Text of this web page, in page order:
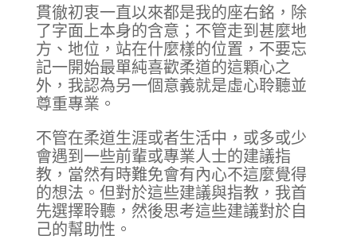
貫徹初衷一直以來都是我的座右銘，除
了字面上本身的含意；不管走到甚麼地
方、地位，站在什麼樣的位置，不要忘
記一開始最單純喜歡柔道的這顆心之
外，我認為另一個意義就是虛心聆聽並
尊重專業。
不管在柔道生涯或者生活中，或多或少
會遇到一些前輩或專業人士的建議指
教，當然有時難免會有內心不這麼覺得
的想法。但對於這些建議與指教，我首
先選擇聆聽，然後思考這些建議對於自
己的幫助性。